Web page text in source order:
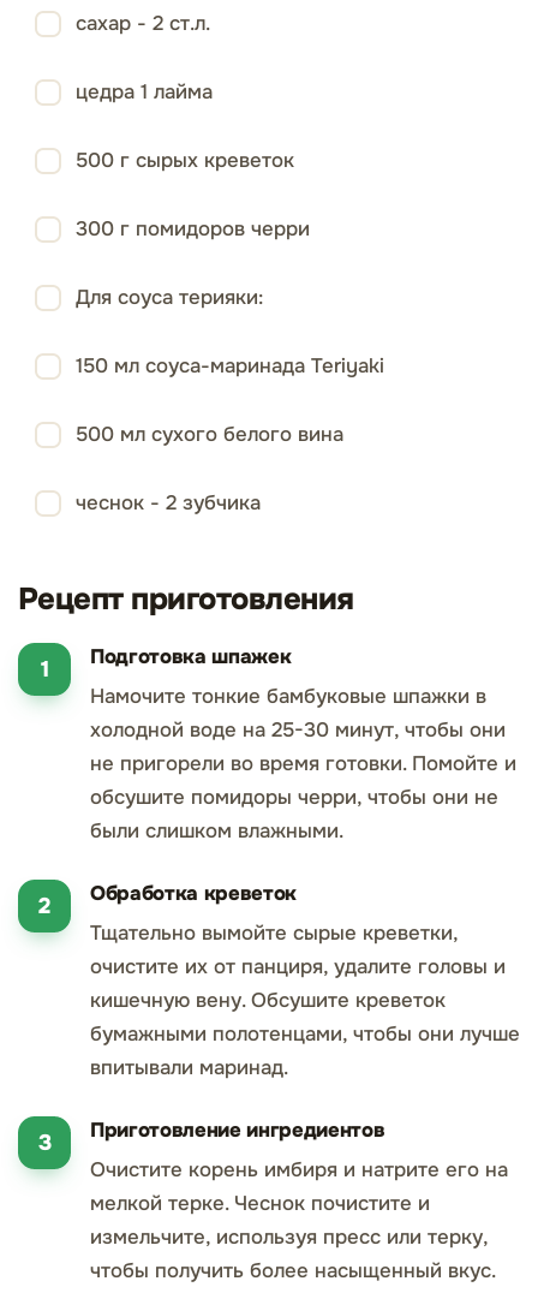
сахар - 2 ст.л.
цедра 1 лайма
500 г сырых креветок
300 г помидоров черри
Для соуса терияки:
150 мл соуса-маринада Teriyaki
500 мл сухого белого вина
чеснок - 2 зубчика
Рецепт приготовления
Подготовка шпажек
Намочите тонкие бамбуковые шпажки в
холодной воде на 25-30 минут, чтобы они
не пригорели во время готовки. Помойте и
обсушите помидоры черри, чтобы они не
были слишком влажными.
Обработка креветок
Тщательно вымойте сырые креветки,
очистите их от панциря, удалите головы и
кишечную вену. Обсушите креветок
бумажными полотенцами, чтобы они лучше
впитывали маринад.
Приготовление ингредиентов
Очистите корень имбиря и натрите его на
мелкой терке. Чеснок почистите и
измельчите, используя пресс или терку,
чтобы получить более насыщенный вкус.